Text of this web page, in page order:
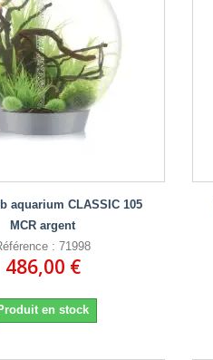
aquarium CLASSIC 105
MCR argent
: 71998
486,00 €
en stock